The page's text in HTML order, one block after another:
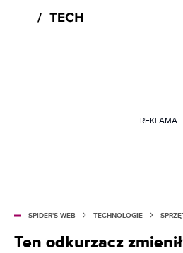
REKLAMA
SPIDER'S WEB TECHNOLOGIE
Ten odkurzacz